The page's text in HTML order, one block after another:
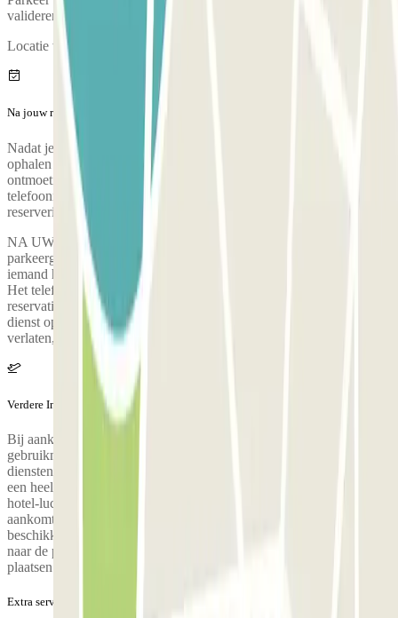
valideren.
Locatie van de klantenservice:
Na jouw reis
Nadat je je bagage hebt verzameld, bel je de parkeerplaats om het
ophalen te regelen. Tijdens dit gesprek zal iemand je het
ontmoetingspunt bij de luchthaventerminal bevestigen. Het
telefoonnummer van de parkeerplaats wordt verstrekt zodra de
reservering is gemaakt.
NA UW REIS Zodra je klaar bent om de terminal te verlaten. Bel de
parkeergarage om een pick-up aan te vragen. Tijdens het gesprek zal
iemand het ontmoetingspunt in de luchthaventerminal bevestigen.
Het telefoonnummer van de parking zal je worden meegedeeld na je
reservatie. Transfer Luchthaven T1-T2 naar het hotel Dit is een
dienst op aanvraag, zodra je klaar bent om je aankomstterminal te
verlaten, bel je de parking en zij zullen de transfer coördineren.
Verdere Informatie
Bij aankomst kun je ontspannen in de lounges van het hotel, gratis
gebruikmaken van de gemeenschappelijke ruimtes en aanvullende
diensten. Als je voor of na je vlucht in het hotel wilt slapen, krijg je
een heel speciaal tarief. Voor uw gemoedsrust en comfort zijn de
hotel-luchthaventransfers zo geprogrammeerd dat u stipt op tijd
aankomt op de luchthaven zonder ongewenste wachttijden, ze
beschikken over zoveel minibusjes als u nodig hebt. Wanneer je
naar de parking belt, kies dan de juiste transfertijd en zij zullen de
plaatsen voor je reserveren.
Extra service (niet inbegrepen in de prijs)